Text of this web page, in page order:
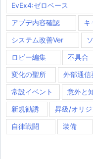
EvEx4:ゼロベース
アプデ内容確認 キ
システム改善Ver
ロビー編集 不具合
変化の聖所 外部通信
常設イベント 意外と
新規勧誘 昇級/オリジ
自律戦闘 装備